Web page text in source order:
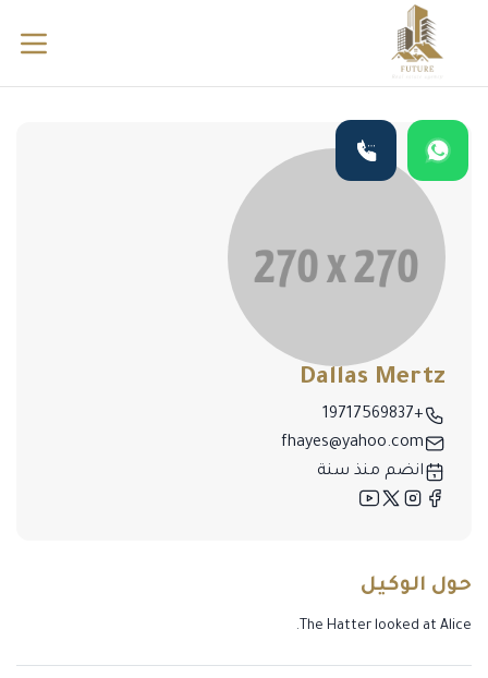
Dallas Mertz
+19717569837
fhayes@yahoo.com
انضم منذ سنة
حول الوكيل
The Hatter looked at Alice.